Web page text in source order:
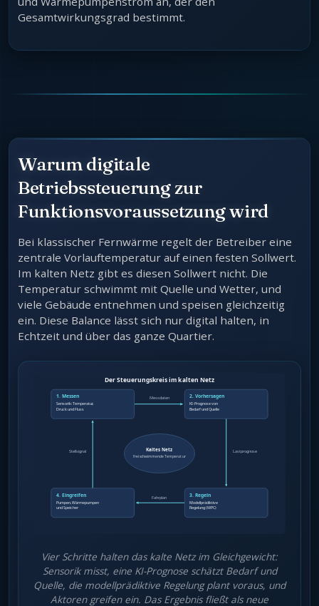
Gesamtwirkungsgrad bestimmt.
Warum digitale
Betriebssteuerung zur
Funktionsvoraussetzung wird
Bei klassischer Fernwärme regelt der Betreiber eine
zentrale Vorlauftemperatur auf einen festen Sollwert.
Im kalten Netz gibt es diesen Sollwert nicht. Die
Temperatur schwimmt mit Quelle und Wetter, und
viele Gebäude entnehmen und speisen gleichzeitig
ein. Diese Balance lässt sich nur digital halten, in
Echtzeit und über das ganze Quartier.
Vier Schritte halten das kalte Netz im Gleichgewicht:
Sensorik misst, eine KI-Prognose schätzt Bedarf und
Quelle, die modellprädiktive Regelung plant voraus, und
Aktoren greifen ein. Das Ergebnis fließt als neue